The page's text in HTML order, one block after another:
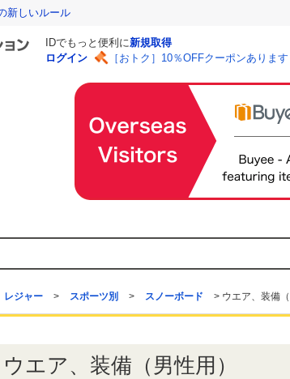
新しいルール
IDでもっと便利に新規取得
ログイン
［おトク］10％OFFクーポンあります
レジャー > スポーツ別 > スノーボード > ウエア、装備（
ウエア、装備（男性用）